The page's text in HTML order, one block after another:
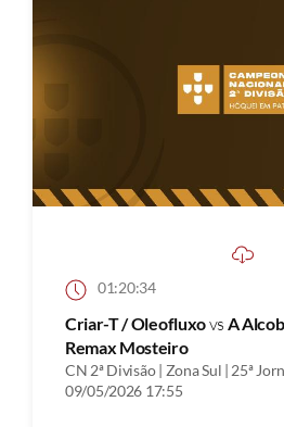
01:20:34
Criar-T / Oleofluxovs A
Remax Mosteiro
CN 2ª Divisão | Zona Sul | 25ª
09/05/2026 17:55